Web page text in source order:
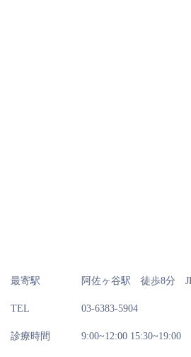
最寄駅 阿佐ヶ谷駅 徒歩8分
TEL 03-6383-5904
診療時間 9:00~12:00 15:30~19:00